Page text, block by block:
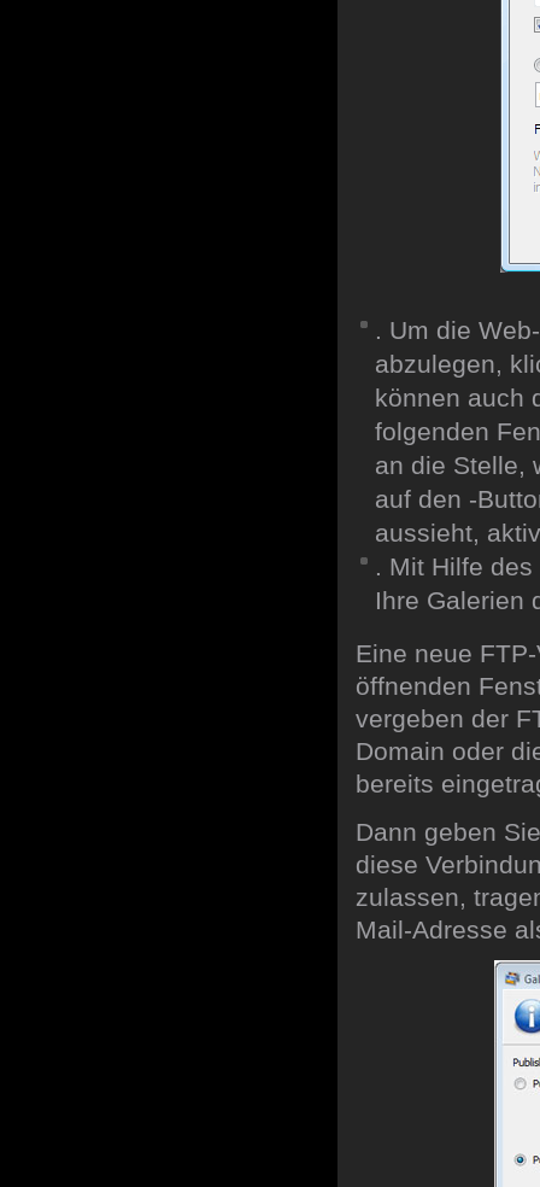
. Um die
abzulegen,
können auch
folgenden
an die Stelle,
auf den -
aussieht,
. Mit Hilfe des
Ihre Galerien
Eine neue
öffnenden
vergeben der
Domain oder
bereits
Dann geben
diese
zulassen,
Mail-Adresse